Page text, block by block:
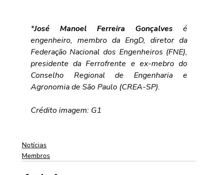
*José Manoel Ferreira Gonçalves é
engenheiro, membro da EngD, diretor da
Federação Nacional dos Engenheiros (FNE),
presidente da Ferrofrente e ex-mebro do
Conselho Regional de Engenharia e
Agronomia de São Paulo (CREA-SP).
Crédito imagem: G1
Notícias
Membros